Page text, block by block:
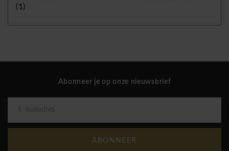
(1)
Abonneer je op onze nieuwsbrief
ABONNEER